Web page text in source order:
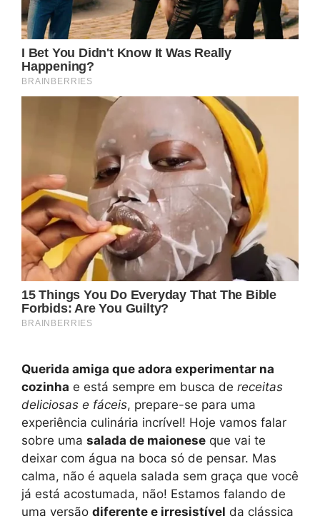
Querida amiga que adora experimentar na
cozinha e está sempre em busca de receitas
deliciosas e fáceis, prepare-se para uma
experiência culinária incrível! Hoje vamos falar
sobre uma salada de maionese que vai te
deixar com água na boca só de pensar. Mas
calma, não é aquela salada sem graça que você
já está acostumada, não! Estamos falando de
uma versão diferente e irresistível da clássica